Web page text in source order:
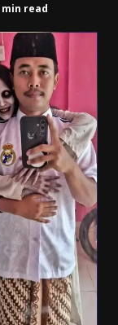
min read